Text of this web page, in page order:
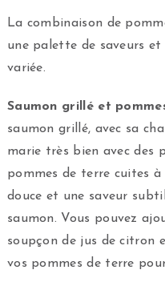
La combinaison de
une palette de saveurs
variée.
Saumon grillé et
saumon grillé, avec sa
marie très bien avec des
pommes de terre cuites
douce et une saveur
saumon. Vous pouvez
soupçon de jus de citron
vos pommes de terre